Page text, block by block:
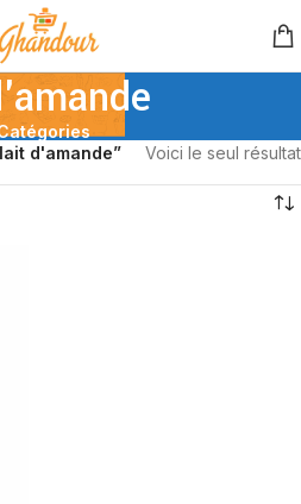
d'amande” Voici le seul résultat